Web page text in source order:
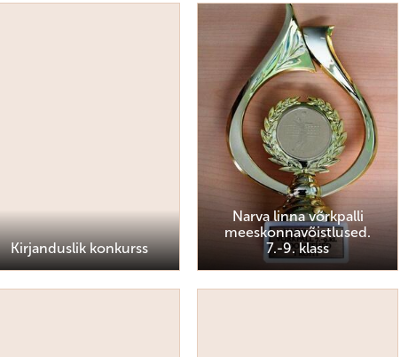
Kirjanduslik konkurss
Narva linna võrkpalli
meeskonnavõistlused.
7.-9. klass